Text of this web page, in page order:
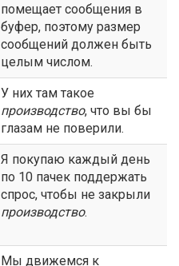
помещает сообщения в
буфер, поэтому размер
сообщений должен быть
целым числом.
У них там такое
производство, что вы бы
глазам не поверили.
Я покупаю каждый день
по 10 пачек поддержать
спрос, чтобы не закрыли
производство.
Мы движемся к